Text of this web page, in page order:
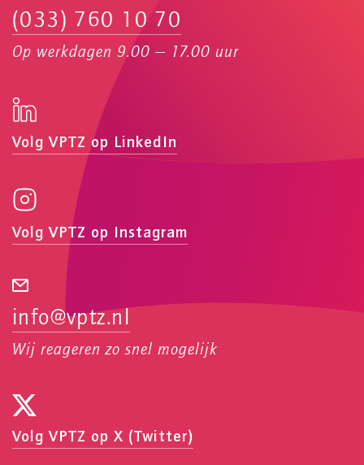
(033) 760 10 70
Op werkdagen 9.00 — 17.00 uur
Volg VPTZ op LinkedIn
Volg VPTZ op Instagram
info@vptz.nl
Wij reageren zo snel mogelijk
Volg VPTZ op X (Twitter)